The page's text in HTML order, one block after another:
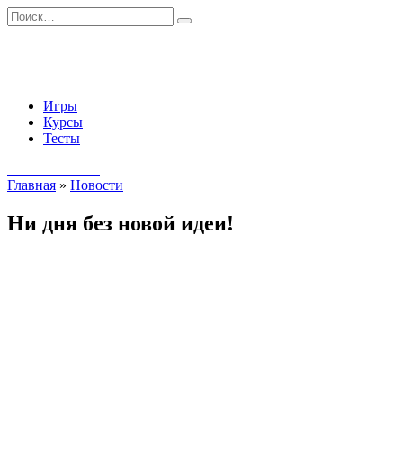
Перейти
к
Search
for:
Игры
Курсы
Тесты
Главная » Новости
Ни дня без новой идеи!